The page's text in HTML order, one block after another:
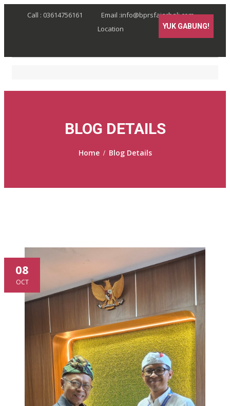
Call : 03614756161
Email :info@bprsfajarbali.com
Location
YUK GABUNG!
BLOG DETAILS
Home/ Blog Details
08
OCT